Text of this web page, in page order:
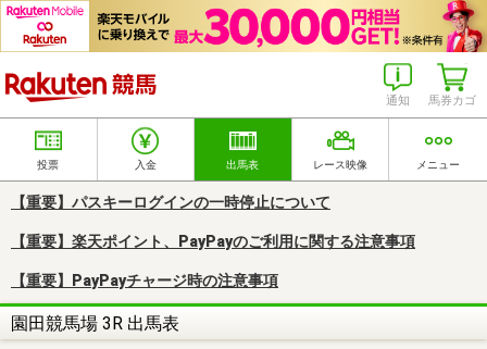
馬券カゴ
通知
投票 入金 出馬表 レース映像 メニュー
【重要】パスキーログインの一時停止について
【重要】楽天ポイント、PayPayのご利用に関する注意事項
【重要】PayPayチャージ時の注意事項
園田競馬場 3R 出馬表